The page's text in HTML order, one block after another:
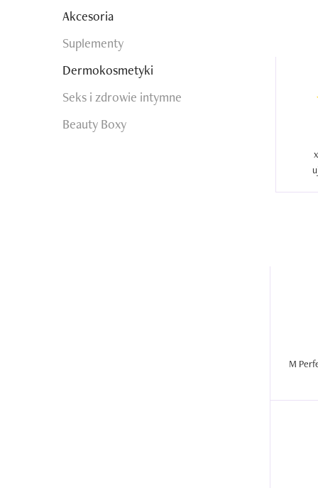
Akcesoria
Suplementy
Dermokosmetyki
Seks i zdrowie intymne
Beauty Boxy